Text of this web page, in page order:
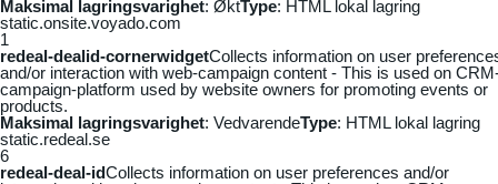
Maksimal lagringsvarighet: ØktType: HTML lokal lagring
static.onsite.voyado.com
1
redeal-dealid-cornerwidgetCollects information on user
and/or interaction with web-campaign content - This is used on
campaign-platform used by website owners for promoting events or
products.
Maksimal lagringsvarighet: VedvarendeType: HTML lokal lagring
static.redeal.se
6
redeal-deal-idCollects information on user preferences and/or